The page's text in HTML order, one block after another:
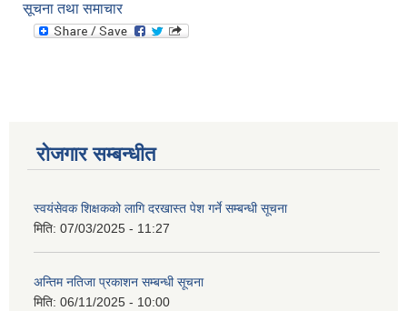
सूचना तथा समाचार
रोजगार सम्बन्धीत
स्वयंसेवक शिक्षकको लागि दरखास्त पेश गर्ने सम्बन्धी सूचना
मिति: 07/03/2025 - 11:27
अन्तिम नतिजा प्रकाशन सम्बन्धी सूचना
मिति: 06/11/2025 - 10:00